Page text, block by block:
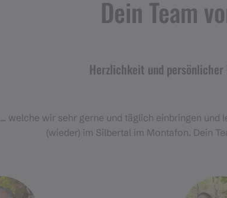
Dein Team
Herzlichkeit und
... welche wir sehr gerne und täglich einbringen und
(wieder) im Silbertal im Montafon. Dein